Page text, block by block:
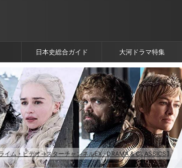
日本史総合ガイド 大河ドラマ特集
イム・ビデオ→スターチャンネルEX -DRAMA & CLASSICS 】